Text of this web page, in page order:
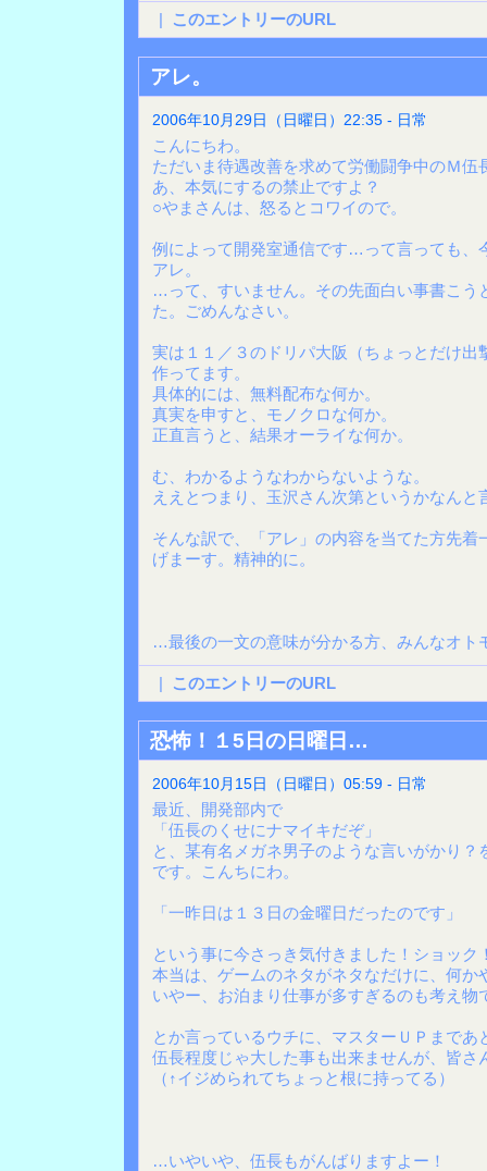
| このエントリーのURL
アレ。
2006年10月29日（日曜日）22:35 - 日常
こんにちわ。
ただいま待遇改善を求めて労働闘争中のＭ伍
あ、本気にするの禁止ですよ？
○やまさんは、怒るとコワイので。
例によって開発室通信です…って言っても、
アレ。
…って、すいません。その先面白い事書こう
た。ごめんなさい。
実は１１／３のドリパ大阪（ちょっとだけ出
作ってます。
具体的には、無料配布な何か。
真実を申すと、モノクロな何か。
正直言うと、結果オーライな何か。
む、わかるようなわからないような。
ええとつまり、玉沢さん次第というかなん
そんな訳で、「アレ」の内容を当てた方先着
げまーす。精神的に。
…最後の一文の意味が分かる方、みんなオト
| このエントリーのURL
恐怖！１5日の日曜日…
2006年10月15日（日曜日）05:59 - 日常
最近、開発部内で
「伍長のくせにナマイキだぞ」
と、某有名メガネ男子のような言いがかり？
です。こんちにわ。
「一昨日は１３日の金曜日だったのです」
という事に今さっき気付きました！ショック
本当は、ゲームのネタがネタなだけに、何
いやー、お泊まり仕事が多すぎるのも考え物
とか言っているウチに、マスターＵＰまであ
伍長程度じゃ大した事も出来ませんが、皆さ
（↑イジめられてちょっと根に持ってる）
…いやいや、伍長もがんばりますよー！